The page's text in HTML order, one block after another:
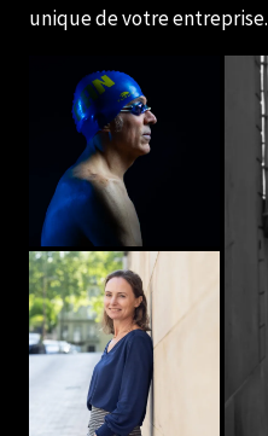
unique de votre entreprise.